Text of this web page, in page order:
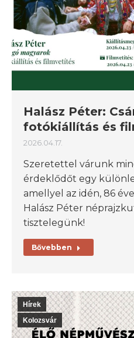
Halász Péter:
fotókiállítás és
2026.04.17.
Szeretettel várunk
érdeklődőt egy
amellyel az idén, 86
Halász Péter
tisztelegünk!
Bővebben
Hírek
Kolozsvár